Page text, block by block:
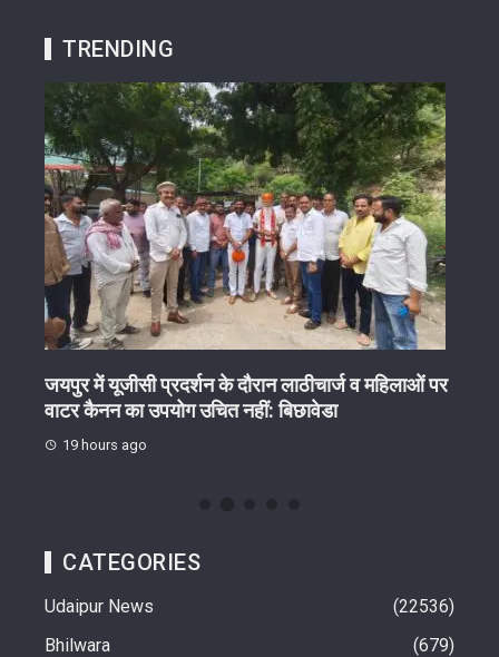
TRENDING
जयपुर में यूजीसी प्रदर्शन के दौरान लाठीचार्ज व महिलाओं पर
वाटर कैनन का उपयोग उचित नहीं: बिछावेडा
19 hours ago
CATEGORIES
Udaipur News
22536
Bhilwara
679